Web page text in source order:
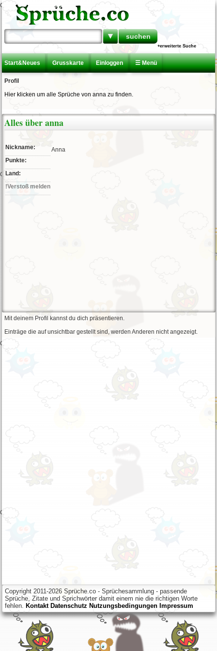
▼
+erweiterte Suche
Start&Neues Grusskarte Einloggen ☰ Menü
Profil
Hier klicken um alle Sprüche von anna zu finden.
Alles über anna
Nickname:
Anna
Punkte:
Land:
!Verstoß melden
Mit deinem Profil kannst du dich präsentieren.
Einträge die auf unsichtbar gestellt sind, werden Anderen nicht angezeigt.
Copyright 2011-2026 Sprüche.co - Sprüchesammlung - passende
Sprüche, Zitate und Sprichwörter damit einem nie die richtigen Worte
fehlen. Kontakt Datenschutz Nutzungsbedingungen Impressum